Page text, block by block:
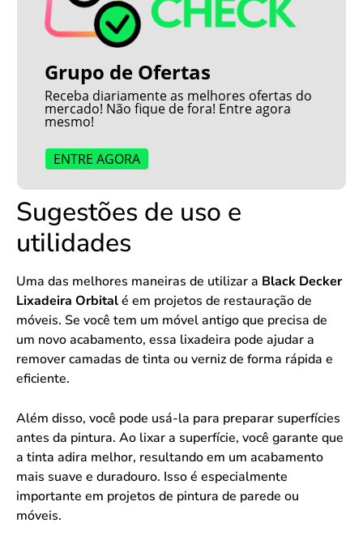
Grupo de Ofertas
Receba diariamente as melhores ofertas do
mercado! Não fique de fora! Entre agora
mesmo!
ENTRE AGORA
Sugestões de uso e
utilidades
Uma das melhores maneiras de utilizar a Black Decker
Lixadeira Orbitalé em projetos de restauração de
móveis. Se você tem um móvel antigo que precisa de
um novo acabamento, essa lixadeira pode ajudar a
remover camadas de tinta ou verniz de forma rápida e
eficiente.
Além disso, você pode usá-la para preparar superfícies
antes da pintura. Ao lixar a superfície, você garante que
a tinta adira melhor, resultando em um acabamento
mais suave e duradouro. Isso é especialmente
importante em projetos de pintura de parede ou
móveis.